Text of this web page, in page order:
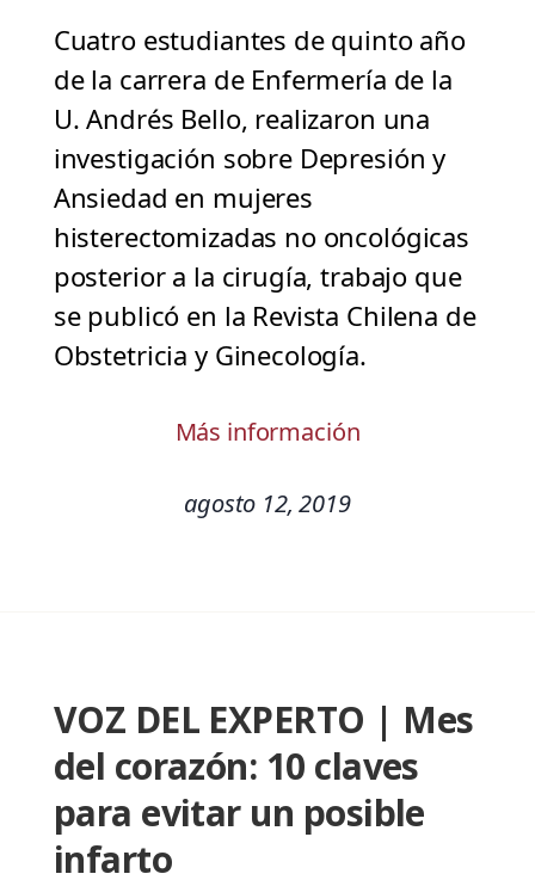
Cuatro estudiantes de quinto año
de la carrera de Enfermería de la
U. Andrés Bello, realizaron una
investigación sobre Depresión y
Ansiedad en mujeres
histerectomizadas no oncológicas
posterior a la cirugía, trabajo que
se publicó en la Revista Chilena de
Obstetricia y Ginecología.
Más información
agosto 12, 2019
VOZ DEL EXPERTO | Mes
del corazón: 10 claves
para evitar un posible
infarto